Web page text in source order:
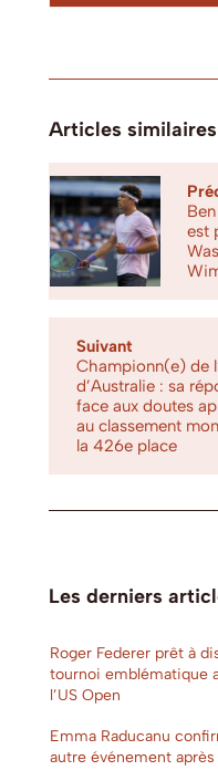
Articles similaires
est
Suivant
Championn(e) de
d’Australie : sa
face aux doutes
au classement
la 426e place
Les derniers
Roger Federer prêt à
tournoi emblématique
l’US Open
Emma Raducanu
autre événement après